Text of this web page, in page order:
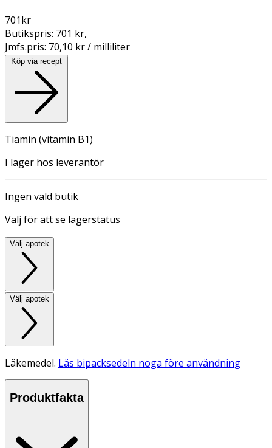
701kr
Butikspris: 701 kr,
Jmfs.pris: 70,10 kr / milliliter
Köp via recept
Tiamin (vitamin B1)
I lager hos leverantör
Ingen vald butik
Välj för att se lagerstatus
Välj apotek
Välj apotek
Läkemedel. Läs bipacksedeln noga före användning
Produktfakta